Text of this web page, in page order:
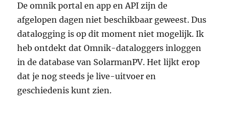
De omnik portal en app en API zijn de
afgelopen dagen niet beschikbaar geweest. Dus
datalogging is op dit moment niet mogelijk. Ik
heb ontdekt dat Omnik-dataloggers inloggen
in de database van SolarmanPV. Het lijkt erop
dat je nog steeds je live-uitvoer en
geschiedenis kunt zien.